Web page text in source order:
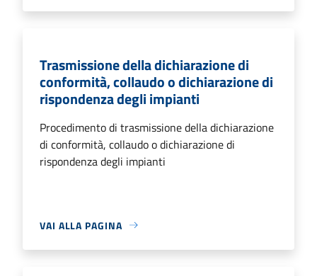
Trasmissione della dichiarazione di
conformità, collaudo o dichiarazione di
rispondenza degli impianti
Procedimento di trasmissione della dichiarazione
di conformità, collaudo o dichiarazione di
rispondenza degli impianti
VAI ALLA PAGINA